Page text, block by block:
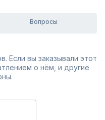
Вопросы
Если вы заказывали этот
о нём, и другие